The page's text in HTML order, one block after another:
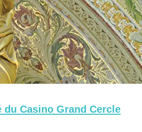
du Casino Grand Cercle